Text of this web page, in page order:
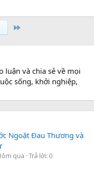
luận và chia sẻ về mọi
sống, khởi nghiệp,
Ngoặt Đau Thương và
qua Trả lời: 0